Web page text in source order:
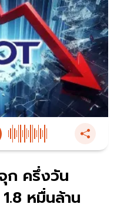
ก ครึ่งวัน
หมื่นล้าน